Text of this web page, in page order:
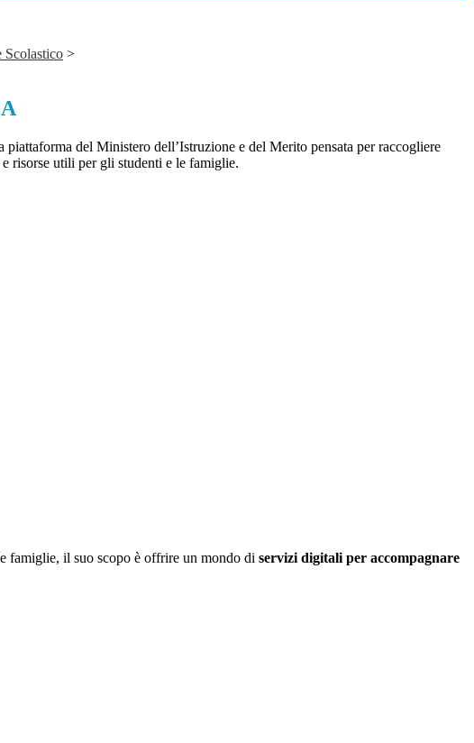
Scolastico >
piattaforma del Ministero dell’Istruzione e del Merito pensata per raccogliere
risorse utili per gli studenti e le famiglie.
famiglie, il suo scopo è offrire un mondo di servizi digitali per accompagnare